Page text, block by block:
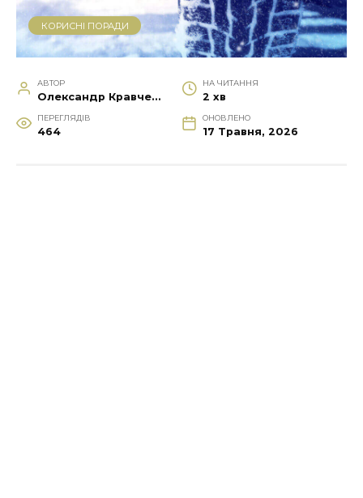
КОРИСНІ ПОРАДИ
АВТОР
Олександр Кравченко
НА ЧИТАННЯ
2 хв
ПЕРЕГЛЯДІВ
464
ОНОВЛЕНО
17 Травня, 2026